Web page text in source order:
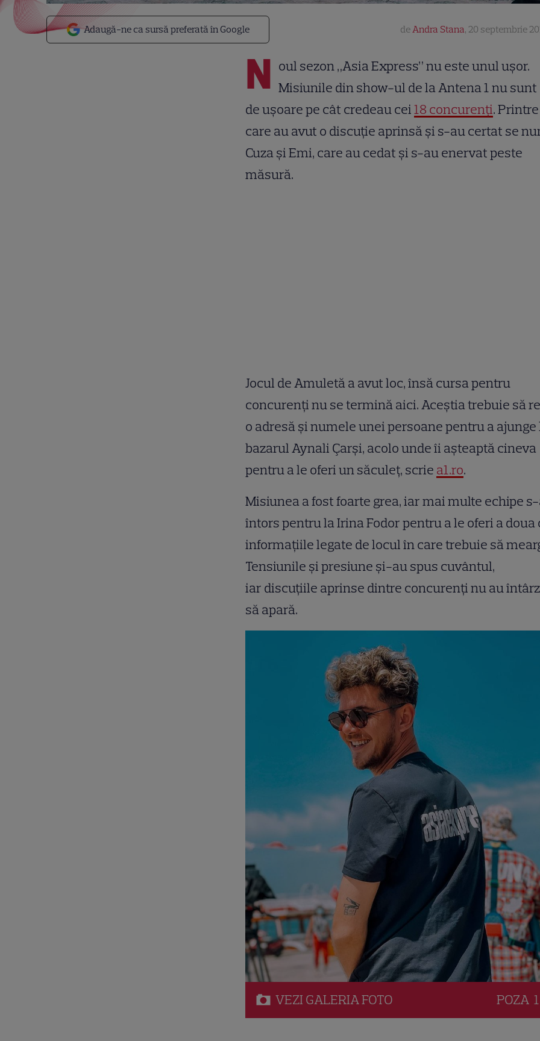
Adaugă-ne ca sursă preferată în Google deAndra Stana, 20 septembrie
N oul sezon „Asia Express” nu este unul ușor.
Misiunile din show-ul de la Antena 1 nu
de ușoare pe cât credeau cei18 concurenți.
care au avut o discuție aprinsă și s-au certat se
Cuza și Emi, care au cedat și s-au enervat peste
măsură.
Jocul de Amuletă a avut loc, însă cursa pentru
concurenți nu se termină aici. Aceștia trebuie să
o adresă și numele unei persoane pentru a ajunge
bazarul Aynali Çarşi, acolo unde îi așteaptă cineva
pentru a le oferi un săculeț, scrie a1.ro.
Misiunea a fost foarte grea, iar mai multe echipe
întors pentru la Irina Fodor pentru a le oferi a doua
informațiile legate de locul în care trebuie să
Tensiunile și presiune și-au spus cuvântul,
iar discuțiile aprinse dintre concurenți nu au
să apară.
VEZI GALERIAFOTO POZA